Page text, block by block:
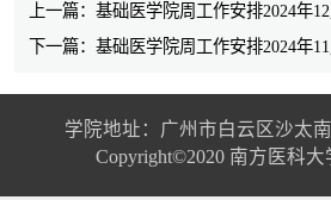
上一篇：基础医学院周工作安排2024年
下一篇：基础医学院周工作安排2024年
学院地址：广州市白云区沙太
Copyright©2020 南方医科